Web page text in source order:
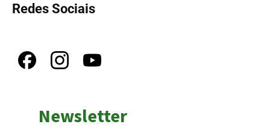
Redes Sociais
Newsletter